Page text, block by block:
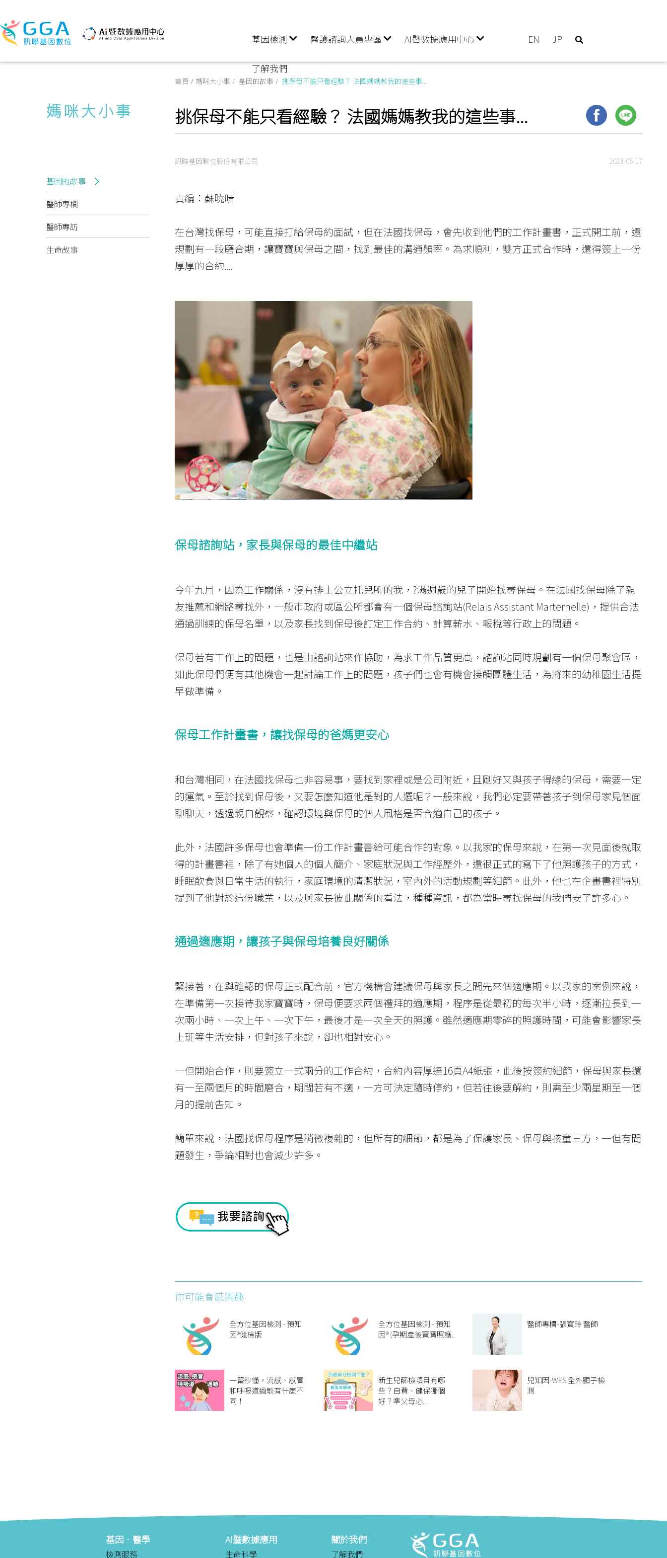
基因檢測 醫護諮詢人員專區 AI暨數據應用中心
了解我們
EN JP
媽咪大小事
基因的故事
醫師專欄
醫師專訪
生命故事
首頁 媽咪大小事 基因的故事 挑保母不能只看經驗？ 法國媽媽教我的這些事...
挑保母不能只看經驗？ 法國媽媽教我的這些事...
訊聯基因數位股份有限公司 2023-06-17
責編：蘇曉晴
在台灣找保母，可能直接打給保母約面試，但在法國找保母，會先收到他們的工作計畫書，正式開工前，還
規劃有一段磨合期，讓寶寶與保母之間，找到最佳的溝通頻率。為求順利，雙方正式合作時，還得簽上一份
厚厚的合約....
保母諮詢站，家長與保母的最佳中繼站
今年九月，因為工作關係，沒有排上公立托兒所的我，?滿週歲的兒子開始找尋保母。在法國找保母除了親
友推薦和網路尋找外，一般市政府或區公所都會有一個保母諮詢站(Relais Assistant Marternelle)，提供合法
通過訓練的保母名單，以及家長找到保母後訂定工作合約、計算薪水、報稅等行政上的問題。
保母若有工作上的問題，也是由諮詢站來作協助，為求工作品質更高，諮詢站同時規劃有一個保母聚會區，
如此保母們便有其他機會一起討論工作上的問題，孩子們也會有機會接觸團體生活，為將來的幼稚園生活提
早做準備。
保母工作計畫書，讓找保母的爸媽更安心
和台灣相同，在法國找保母也非容易事，要找到家裡或是公司附近，且剛好又與孩子得緣的保母，需要一定
的運氣。至於找到保母後，又要怎麼知道他是對的人選呢？一般來說，我們必定要帶著孩子到保母家見個面
聊聊天，透過親自觀察，確認環境與保母的個人風格是否合適自己的孩子。
此外，法國許多保母也會準備一份工作計畫書給可能合作的對象。以我家的保母來說，在第一次見面後就取
得的計畫書裡，除了有她個人的個人簡介、家庭狀況與工作經歷外，還很正式的寫下了他照護孩子的方式，
睡眠飲食與日常生活的執行，家庭環境的清潔狀況，室內外的活動規劃等細節。此外，他也在企畫書裡特別
提到了他對於這份職業，以及與家長彼此關係的看法，種種資訊，都為當時尋找保母的我們安了許多心。
通過適應期，讓孩子與保母培養良好關係
緊接著，在與確認的保母正式配合前，官方機構會建議保母與家長之間先來個適應期。以我家的案例來說，
在準備第一次接待我家寶寶時，保母便要求兩個禮拜的適應期，程序是從最初的每次半小時，逐漸拉長到一
次兩小時、一次上午、一次下午，最後才是一次全天的照護。雖然適應期零碎的照護時間，可能會影響家長
上班等生活安排，但對孩子來說，卻也相對安心。
一但開始合作，則要簽立一式兩分的工作合約，合約內容厚達16頁A4紙張，此後按簽約細節，保母與家長還
有一至兩個月的時間磨合，期間若有不適，一方可決定隨時停約，但若往後要解約，則需至少兩星期至一個
月的提前告知。
簡單來說，法國找保母程序是稍微複雜的，但所有的細節，都是為了保護家長、保母與孩童三方，一但有問
題發生，爭論相對也會減少許多。
你可能會感興趣
全方位基因檢測 - 預知
因®健檢版
全方位基因檢測 - 預知
因® (孕期產後寶寶照護..
醫師專欄-張寶玲 醫師
一篇秒懂，流感、感冒
和呼吸道過敏有什麼不
同！
新生兒篩檢項目有哪
些？自費、健保哪個
好？準父母必..
兒知因-WES 全外顯子檢
測
基因．醫學
檢測服務
AI暨數據應用
生命科學
關於我們
了解我們